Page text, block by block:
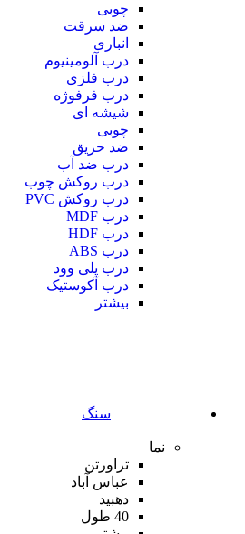
چوبی
ضد سرقت
انباری
درب آلومینیوم
درب فلزی
درب فرفوژه
شیشه ای
چوبی
ضد حریق
درب ضد آب
درب روکش چوب
درب روکش PVC
درب MDF
درب HDF
درب ABS
درب پلی وود
درب آکوستیک
بیشتر
سنگ
نما
تراورتن
عباس آباد
دهبید
40 طول